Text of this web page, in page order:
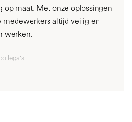
op maat. Met onze oplossingen
medewerkers altijd veilig en
werken.